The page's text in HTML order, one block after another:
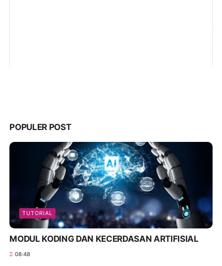
POPULER POST
TUTORIAL
MODUL KODING DAN KECERDASAN ARTIFISIAL
08:48